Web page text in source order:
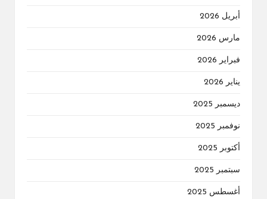
أبريل 2026
مارس 2026
فبراير 2026
يناير 2026
ديسمبر 2025
نوفمبر 2025
أكتوبر 2025
سبتمبر 2025
أغسطس 2025